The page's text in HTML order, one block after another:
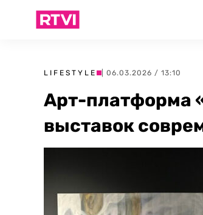
LIFESTYLE | 06.03.2026 / 13:10
Арт-платформа
выставок